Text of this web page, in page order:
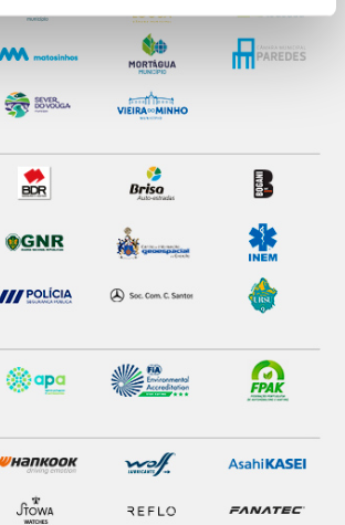
e anúncios, para lhe proporcionar
de redes sociais, bem como para
informação, relativa à sua
site de publicidade e de análise, com
na UE e em países terceiros.
que as transferências internacionais de
quando tal se afigure estritamente
bloqueio de certo tipo de Cookies e
no Website e nos serviços
de cookies do site.